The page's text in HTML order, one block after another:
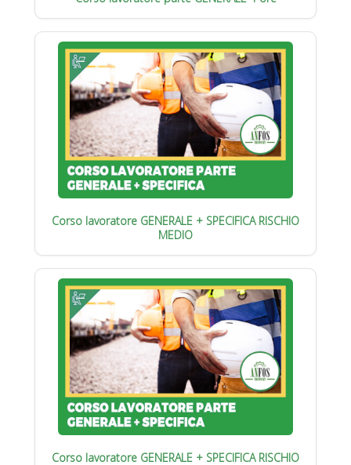
Corso lavoratore GENERALE + SPECIFICA RISCHIO
MEDIO
Corso lavoratore GENERALE + SPECIFICA RISCHIO